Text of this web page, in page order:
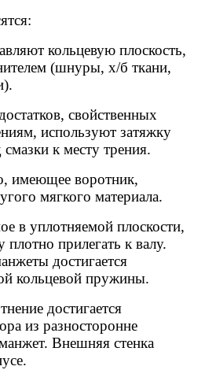
кольцевую плоскость,
(шнуры, х/б ткани,
свойственных
используют затяжку
к месту трения.
имеющее воротник,
мягкого материала.
в уплотняемой плоскости,
плотно прилегать к валу.
достигается
кольцевой пружины.
достигается
из разносторонне
Внешняя стенка